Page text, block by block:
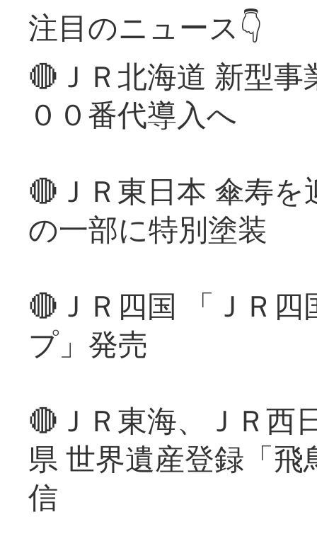
注目のニュース👇
🔴ＪＲ北海道 新型
００番代導入へ
🔴ＪＲ東日本 傘寿
の一部に特別塗装
🔴ＪＲ四国 「ＪＲ
プ」発売
🔴ＪＲ東海、ＪＲ西
県 世界遺産登録「
信